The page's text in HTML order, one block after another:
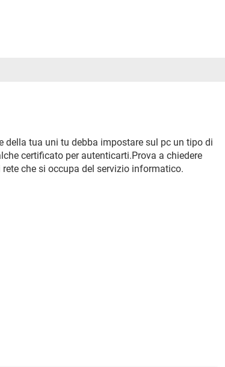
della tua uni tu debba impostare sul pc un tipo di
certificato per autenticarti.Prova a chiedere
che si occupa del servizio informatico.